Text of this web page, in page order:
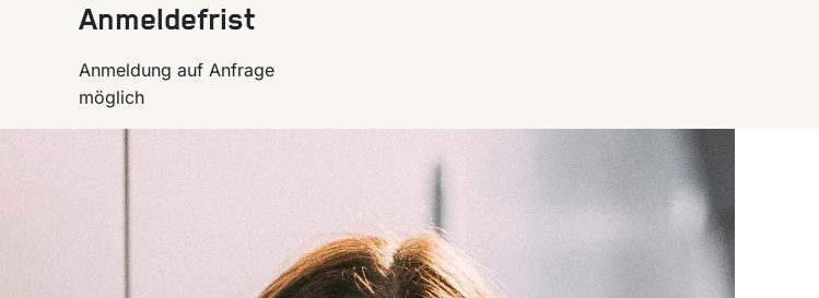
Anmeldefrist
Anmeldung auf Anfrage
möglich